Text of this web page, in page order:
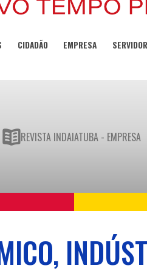
CIDADÃO EMPRESA SERVIDOR
REVISTA INDAIATUBA - EMPRESA